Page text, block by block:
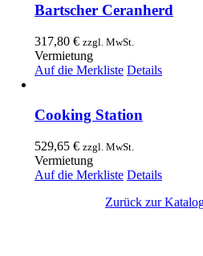
Bartscher Ceranherd
317,80 € zzgl. MwSt.
Vermietung
Auf die Merkliste Details
Cooking Station
529,65 € zzgl. MwSt.
Vermietung
Auf die Merkliste Details
Zurück zur